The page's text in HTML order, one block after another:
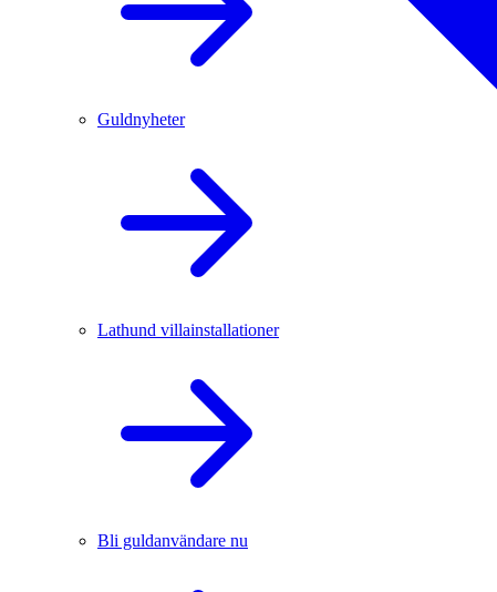
Guldnyheter
Lathund villainstallationer
Bli guldanvändare nu